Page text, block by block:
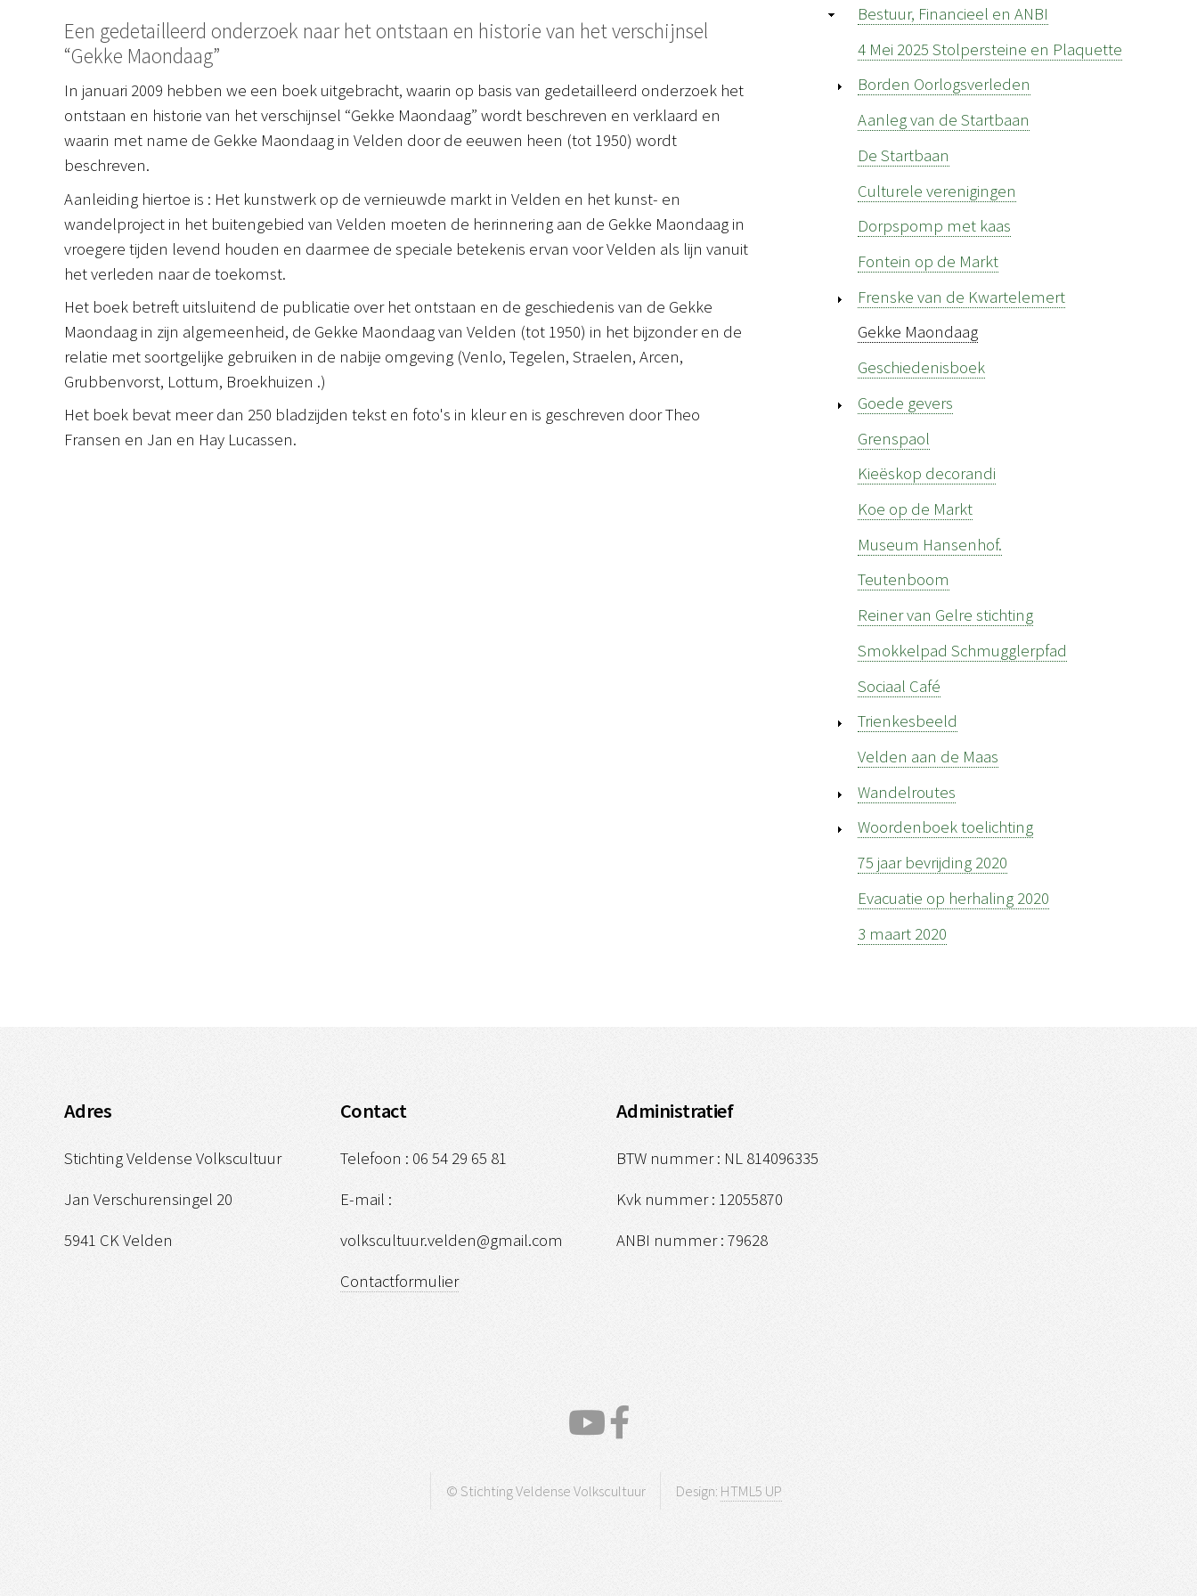
Een gedetailleerd onderzoek naar het ontstaan en historie van het verschijnsel
“Gekke Maondaag”
In januari 2009 hebben we een boek uitgebracht, waarin op basis van gedetailleerd onderzoek het
ontstaan en historie van het verschijnsel “Gekke Maondaag” wordt beschreven en verklaard en
waarin met name de Gekke Maondaag in Velden door de eeuwen heen (tot 1950) wordt
beschreven.
Aanleiding hiertoe is : Het kunstwerk op de vernieuwde markt in Velden en het kunst- en
wandelproject in het buitengebied van Velden moeten de herinnering aan de Gekke Maondaag in
vroegere tijden levend houden en daarmee de speciale betekenis ervan voor Velden als lijn vanuit
het verleden naar de toekomst.
Het boek betreft uitsluitend de publicatie over het ontstaan en de geschiedenis van de Gekke
Maondaag in zijn algemeenheid, de Gekke Maondaag van Velden (tot 1950) in het bijzonder en de
relatie met soortgelijke gebruiken in de nabije omgeving (Venlo, Tegelen, Straelen, Arcen,
Grubbenvorst, Lottum, Broekhuizen .)
Het boek bevat meer dan 250 bladzijden tekst en foto's in kleur en is geschreven door Theo
Fransen en Jan en Hay Lucassen.
Bestuur, Financieel en ANBI
4 Mei 2025 Stolpersteine en Plaquette
Borden Oorlogsverleden
Aanleg van de Startbaan
De Startbaan
Culturele verenigingen
Dorpspomp met kaas
Fontein op de Markt
Frenske van de Kwartelemert
Gekke Maondaag
Geschiedenisboek
Goede gevers
Grenspaol
Kieëskop decorandi
Koe op de Markt
Museum Hansenhof.
Teutenboom
Reiner van Gelre stichting
Smokkelpad Schmugglerpfad
Sociaal Café
Trienkesbeeld
Velden aan de Maas
Wandelroutes
Woordenboek toelichting
75 jaar bevrijding 2020
Evacuatie op herhaling 2020
3 maart 2020
Adres
Stichting Veldense Volkscultuur
Jan Verschurensingel 20
5941 CK Velden
Contact
Telefoon : 06 54 29 65 81
E-mail :
volkscultuur.velden@gmail.com
Contactformulier
Administratief
BTW nummer : NL 814096335
Kvk nummer : 12055870
ANBI nummer : 79628
© Stichting Veldense Volkscultuur Design: HTML5 UP